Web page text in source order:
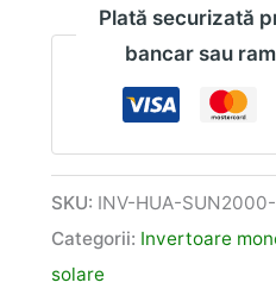
Plată securizată
bancar sau
SKU: INV-HUA-
Categorii: Invertoare
solare